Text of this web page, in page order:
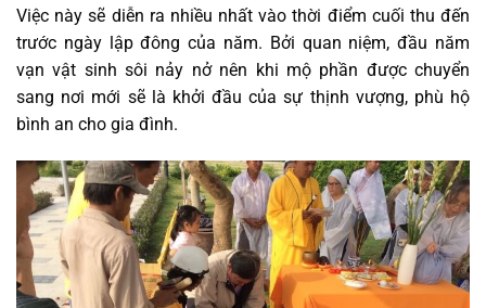
Việc này sẽ diễn ra nhiều nhất vào thời điểm cuối thu đến
trước ngày lập đông của năm. Bởi quan niệm, đầu năm
vạn vật sinh sôi nảy nở nên khi mộ phần được chuyển
sang nơi mới sẽ là khởi đầu của sự thịnh vượng, phù hộ
bình an cho gia đình.